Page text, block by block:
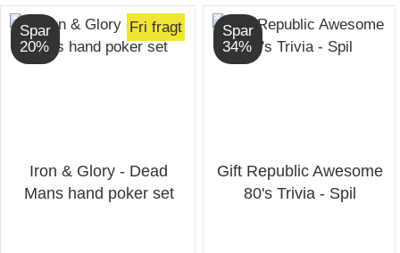
Spar
20%
Fri fragt
Iron & Glory - Dead
Mans hand poker set
Spar
34%
Gift Republic Awesome
80's Trivia - Spil